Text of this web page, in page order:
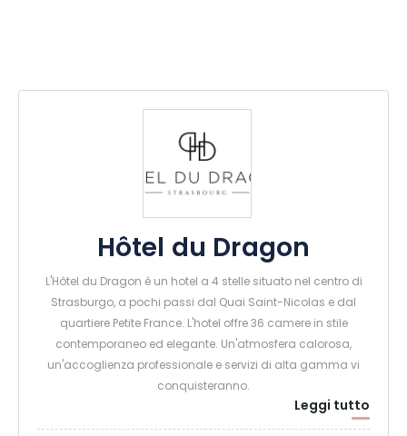
Hôtel du Dragon
L'Hôtel du Dragon è un hotel a 4 stelle situato nel centro di
Strasburgo, a pochi passi dal Quai Saint-Nicolas e dal
quartiere Petite France. L'hotel offre 36 camere in stile
contemporaneo ed elegante. Un'atmosfera calorosa,
un'accoglienza professionale e servizi di alta gamma vi
conquisteranno.
Leggi tutto